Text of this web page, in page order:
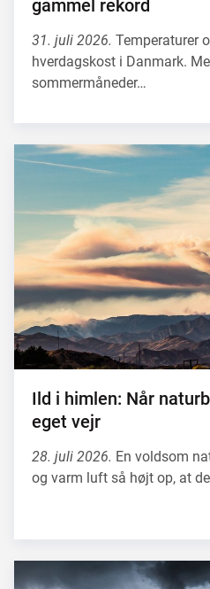
gammel rekord
31. juli 2026. Temperaturer
hverdagskost i Danmark.
sommermåneder…
Ild i himlen: Når
eget vejr
28. juli 2026. En voldsom
og varm luft så højt op, at